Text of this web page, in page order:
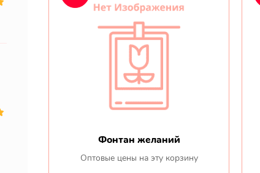
Фонтан желаний
Оптовые цены на эту корзину